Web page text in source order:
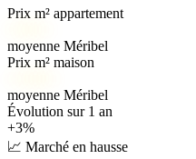
Prix m² appartement
moyenne Méribel
Prix m² maison
moyenne Méribel
Évolution sur 1 an
+3%
📈 Marché en hausse